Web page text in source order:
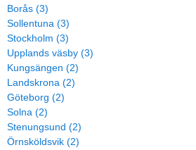
Borås (3)
Sollentuna (3)
Stockholm (3)
Upplands väsby (3)
Kungsängen (2)
Landskrona (2)
Göteborg (2)
Solna (2)
Stenungsund (2)
Örnsköldsvik (2)